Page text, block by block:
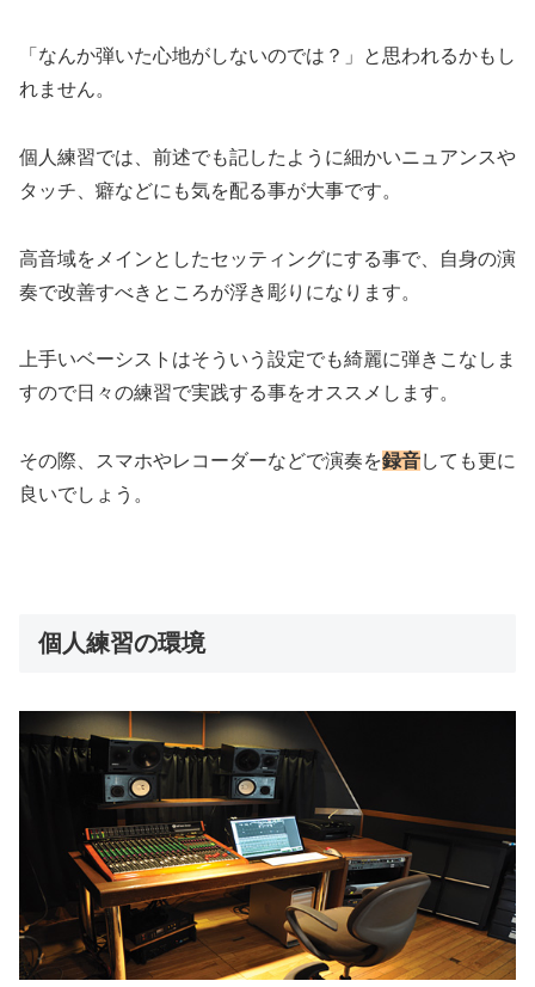
「なんか弾いた心地がしないのでは？」と思われるかもし
れません。
個人練習では、前述でも記したように細かいニュアンスや
タッチ、癖などにも気を配る事が大事です。
高音域をメインとしたセッティングにする事で、自身の演
奏で改善すべきところが浮き彫りになります。
上手いベーシストはそういう設定でも綺麗に弾きこなしま
すので日々の練習で実践する事をオススメします。
その際、スマホやレコーダーなどで演奏を録音しても更に
良いでしょう。
個人練習の環境